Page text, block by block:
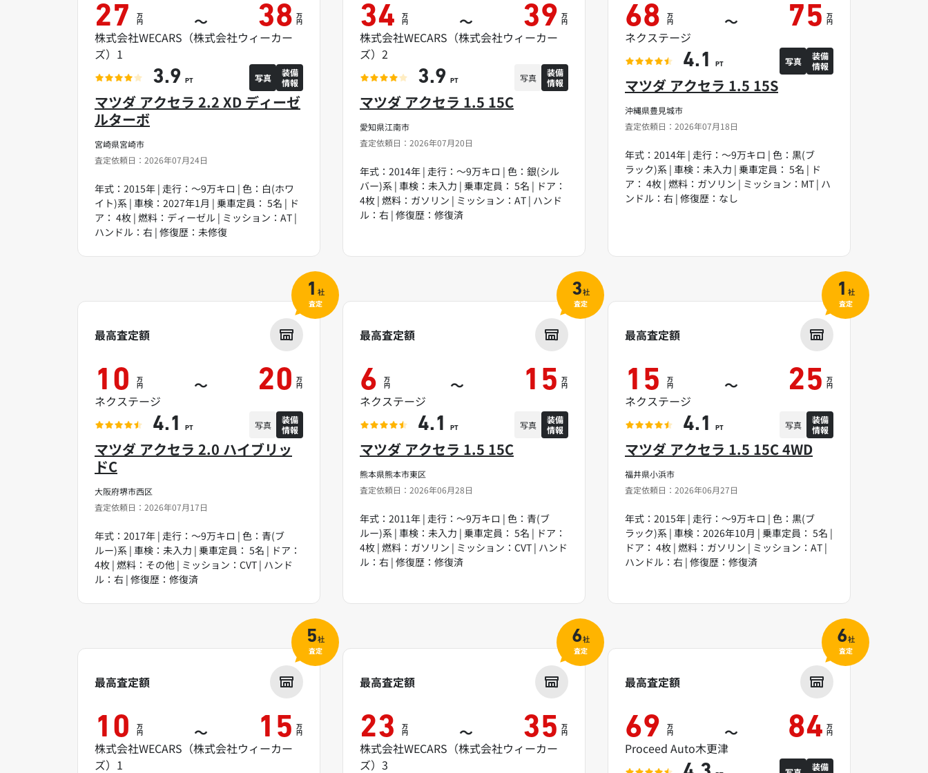
宮崎県宮崎市
査定依頼日：2026年07月24日
マツダ アクセラ 2.2 XD ディーゼ
ルターボ
年式：2015年 | 走行：～9万キロ | 色：白(ホワ
イト)系 | 車検：2027年1月 | 乗車定員： 5名 | ド
ア： 4枚 | 燃料：ディーゼル | ミッション：AT |
ハンドル：右 | 修復歴：未修復
27 万
円 ～ 38 万
円
株式会社WECARS（株式会社ウィーカー
ズ）1
3.9 PT 写真
装備
情報
愛知県江南市
査定依頼日：2026年07月20日
マツダ アクセラ 1.5 15C
年式：2014年 | 走行：～9万キロ | 色：銀(シル
バー)系 | 車検：未入力 | 乗車定員： 5名 | ドア：
4枚 | 燃料：ガソリン | ミッション：AT | ハンド
ル：右 | 修復歴：修復済
34 万
円 ～ 39 万
円
株式会社WECARS（株式会社ウィーカー
ズ）2
3.9 PT 写真
装備
情報
沖縄県豊見城市
査定依頼日：2026年07月18日
マツダ アクセラ 1.5 15S
年式：2014年 | 走行：～9万キロ | 色：黒(ブ
ラック)系 | 車検：未入力 | 乗車定員： 5名 | ド
ア： 4枚 | 燃料：ガソリン | ミッション：MT | ハ
ンドル：右 | 修復歴：なし
68 万
円 ～ 75 万
円
ネクステージ
4.1 PT 写真
装備
情報
大阪府堺市西区
査定依頼日：2026年07月17日
マツダ アクセラ 2.0 ハイブリッ
ドC
年式：2017年 | 走行：～9万キロ | 色：青(ブ
ルー)系 | 車検：未入力 | 乗車定員： 5名 | ドア：
4枚 | 燃料：その他 | ミッション：CVT | ハンド
ル：右 | 修復歴：修復済
最高査定額
10 万
円 ～ 20 万
円
ネクステージ
4.1 PT 写真
装備
情報
1 社
査定
熊本県熊本市東区
査定依頼日：2026年06月28日
マツダ アクセラ 1.5 15C
年式：2011年 | 走行：～9万キロ | 色：青(ブ
ルー)系 | 車検：未入力 | 乗車定員： 5名 | ドア：
4枚 | 燃料：ガソリン | ミッション：CVT | ハンド
ル：右 | 修復歴：修復済
最高査定額
6 万
円 ～ 15 万
円
ネクステージ
4.1 PT 写真
装備
情報
3社
査定
福井県小浜市
査定依頼日：2026年06月27日
マツダ アクセラ 1.5 15C 4WD
年式：2015年 | 走行：～9万キロ | 色：黒(ブ
ラック)系 | 車検：2026年10月 | 乗車定員： 5名 |
ドア： 4枚 | 燃料：ガソリン | ミッション：AT |
ハンドル：右 | 修復歴：修復済
最高査定額
15 万
円 ～ 25 万
円
ネクステージ
4.1 PT 写真
装備
情報
1 社
査定
最高査定額
10 万
円 ～ 15 万
円
株式会社WECARS（株式会社ウィーカー
ズ）1
5社
査定
最高査定額
23 万
円 ～ 35 万
円
株式会社WECARS（株式会社ウィーカー
ズ）3
6社
査定
最高査定額
69 万
円 ～ 84 万
円
Proceed Auto木更津
装備
6社
査定